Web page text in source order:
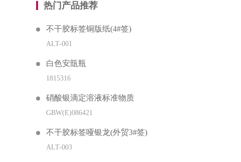
热门产品推荐
不干胶标签铜版纸(4#签)
ALT-001
白色安瓿瓶
1815316
硝酸银滴定溶液标准物质
GBW(E)086421
不干胶标签哑银龙(外贸3#签)
ALT-003